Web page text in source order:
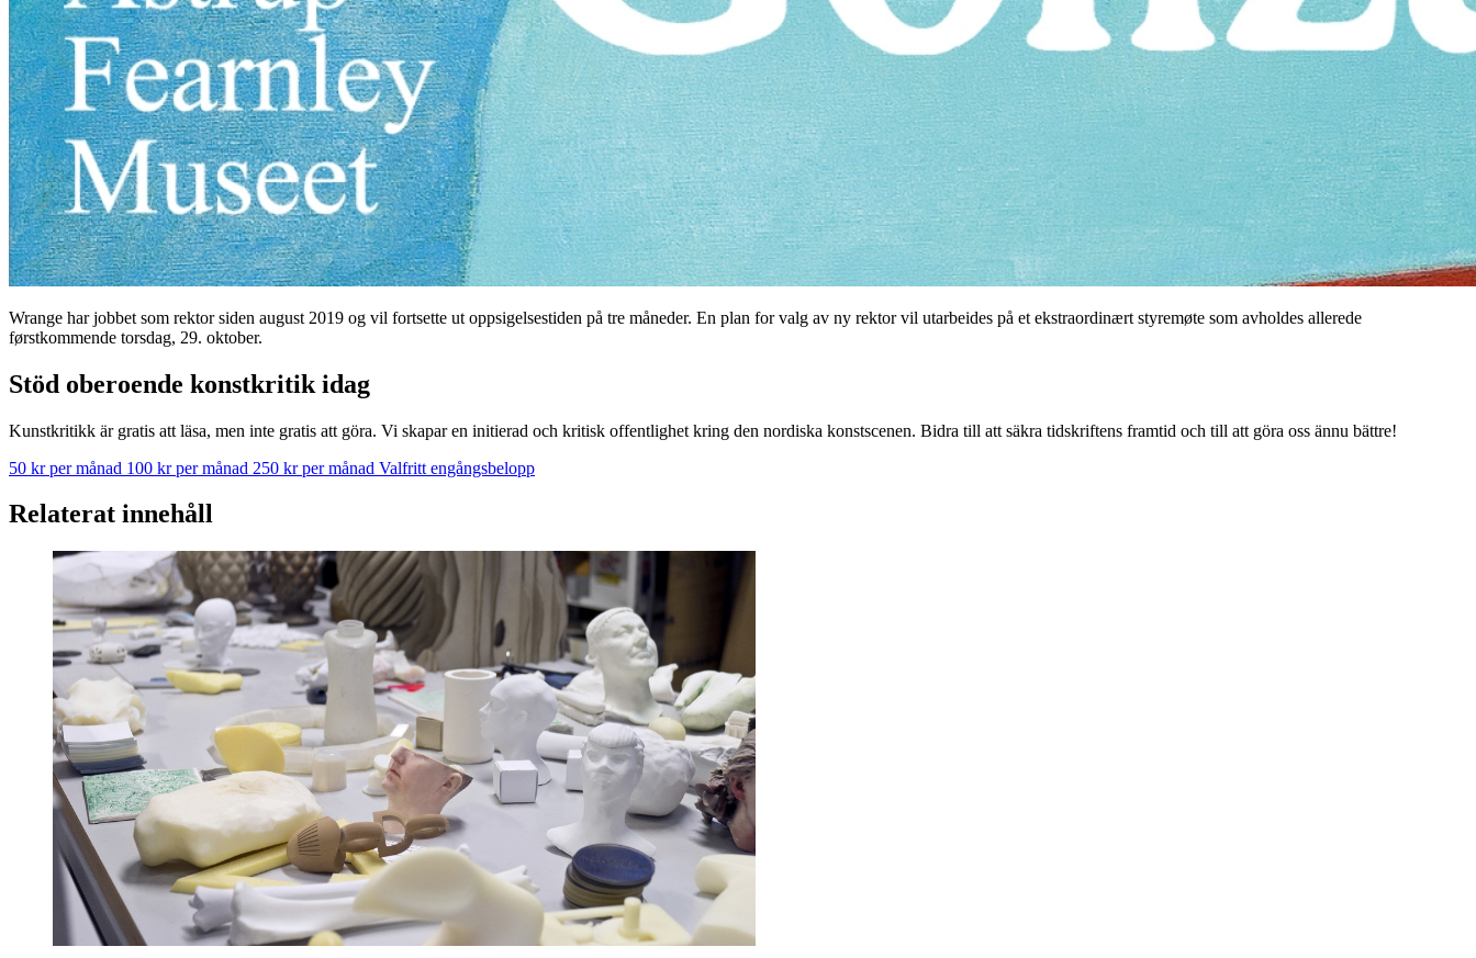
Wrange har jobbet som rektor siden august 2019 og vil fortsette ut oppsigelsestiden på tre måneder. En plan for valg av ny rektor vil utarbeides på et ekstraordinært styremøte som avholdes allerede
førstkommende torsdag, 29. oktober.
Stöd oberoende konstkritik idag
Kunstkritikk är gratis att läsa, men inte gratis att göra. Vi skapar en initierad och kritisk offentlighet kring den nordiska konstscenen. Bidra till att säkra tidskriftens framtid och till att göra oss ännu bättre!
50 kr per månad 100 kr per månad 250 kr per månad Valfritt engångsbelopp
Relaterat innehåll